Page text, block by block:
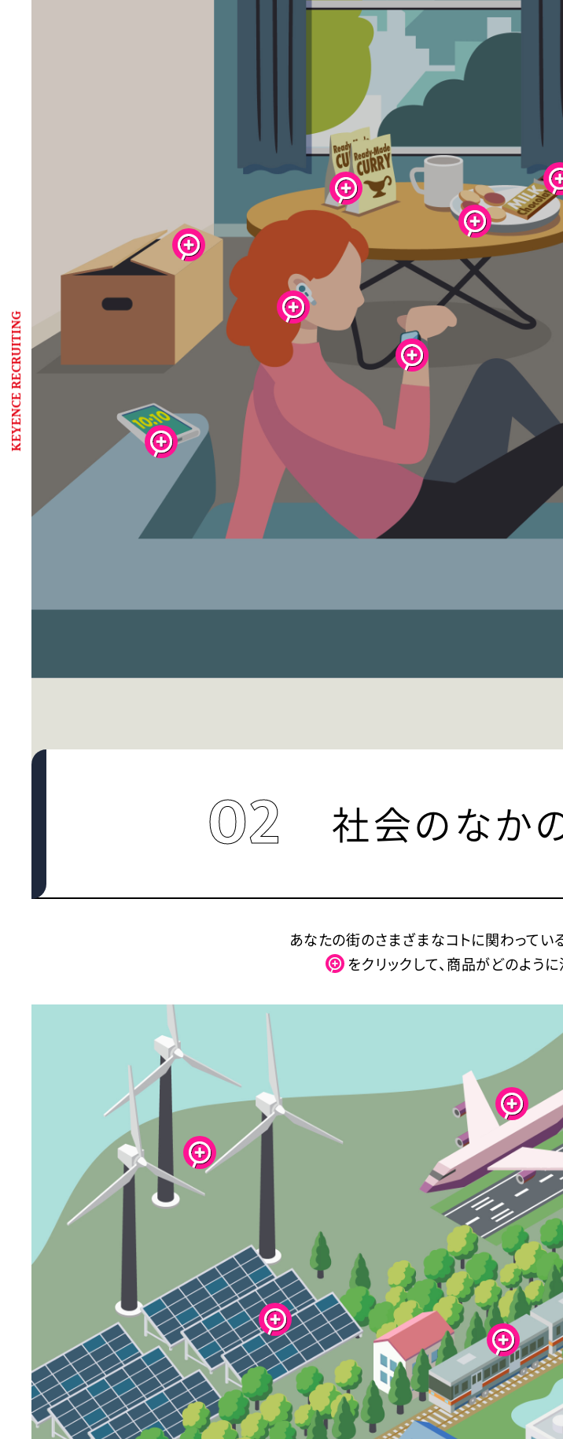
KEYENCE RECRUITING
02 社会のなか
あなたの街のさまざまなコトに関わってい
をクリックして、商品がどのよう